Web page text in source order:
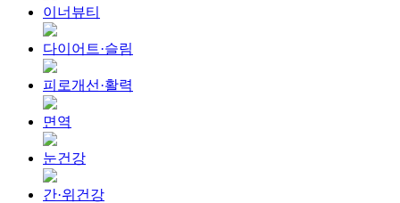
이너뷰티
다이어트·슬림
피로개선·활력
면역
눈건강
간·위건강